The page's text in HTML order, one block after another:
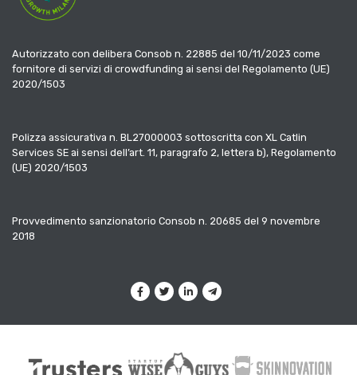
Autorizzato con delibera Consob n. 22885 del 10/11/2023 come
fornitore di servizi di crowdfunding ai sensi del Regolamento (UE)
2020/1503
Polizza assicurativa n. BL27000003 sottoscritta con XL Catlin
Services SE ai sensi dell’art. 11, paragrafo 2, lettera b), Regolamento
(UE) 2020/1503
Provvedimento sanzionatorio Consob n. 20685 del 9 novembre
2018